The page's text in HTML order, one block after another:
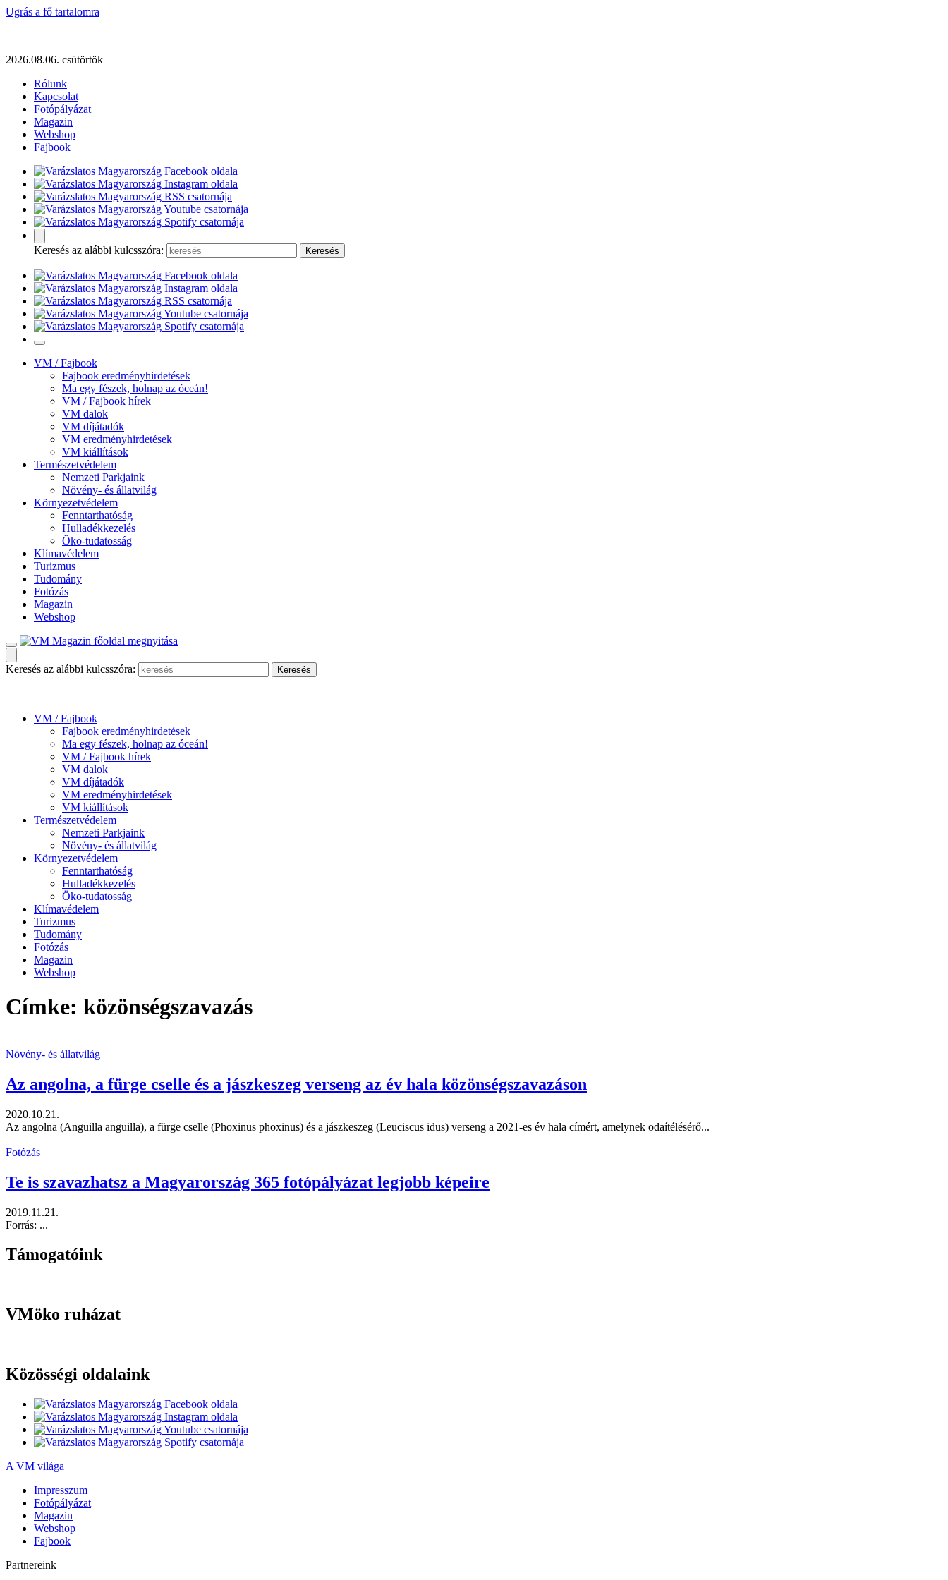
Ugrás a fő tartalomra
2026.08.06. csütörtök
Rólunk
Kapcsolat
Fotópályázat
Magazin
Webshop
Fajbook
Keresés az alábbi kulcsszóra:
VM / Fajbook
Fajbook eredményhirdetések
Ma egy fészek, holnap az óceán!
VM / Fajbook hírek
VM dalok
VM díjátadók
VM eredményhirdetések
VM kiállítások
Természetvédelem
Nemzeti Parkjaink
Növény- és állatvilág
Környezetvédelem
Fenntarthatóság
Hulladékkezelés
Öko-tudatosság
Klímavédelem
Turizmus
Tudomány
Fotózás
Magazin
Webshop
Keresés az alábbi kulcsszóra:
VM / Fajbook
Fajbook eredményhirdetések
Ma egy fészek, holnap az óceán!
VM / Fajbook hírek
VM dalok
VM díjátadók
VM eredményhirdetések
VM kiállítások
Természetvédelem
Nemzeti Parkjaink
Növény- és állatvilág
Környezetvédelem
Fenntarthatóság
Hulladékkezelés
Öko-tudatosság
Klímavédelem
Turizmus
Tudomány
Fotózás
Magazin
Webshop
Címke: közönségszavazás
Növény- és állatvilág
Az angolna, a fürge cselle és a jászkeszeg verseng az év hala közönségszavazáson
2020.10.21.
Az angolna (Anguilla anguilla), a fürge cselle (Phoxinus phoxinus) és a jászkeszeg (Leuciscus idus) verseng a 2021-es év hala címért, amelynek odaítélésérő...
Fotózás
Te is szavazhatsz a Magyarország 365 fotópályázat legjobb képeire
2019.11.21.
Forrás: ...
Támogatóink
VMöko ruházat
Közösségi oldalaink
A VM világa
Impresszum
Fotópályázat
Magazin
Webshop
Fajbook
Partnereink